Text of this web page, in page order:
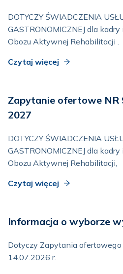
DOTYCZY ŚWIADCZENIA
GASTRONOMICZNEJ dla
Obozu Aktywnej Rehabilitacji .
Czytaj więcej
Zapytanie ofertowe NR
2027
DOTYCZY ŚWIADCZENIA
GASTRONOMICZNEJ dla
Obozu Aktywnej Rehabilitacji,
Czytaj więcej
Informacja o wyborze
Dotyczy Zapytania ofertowego
14.07.2026 r.